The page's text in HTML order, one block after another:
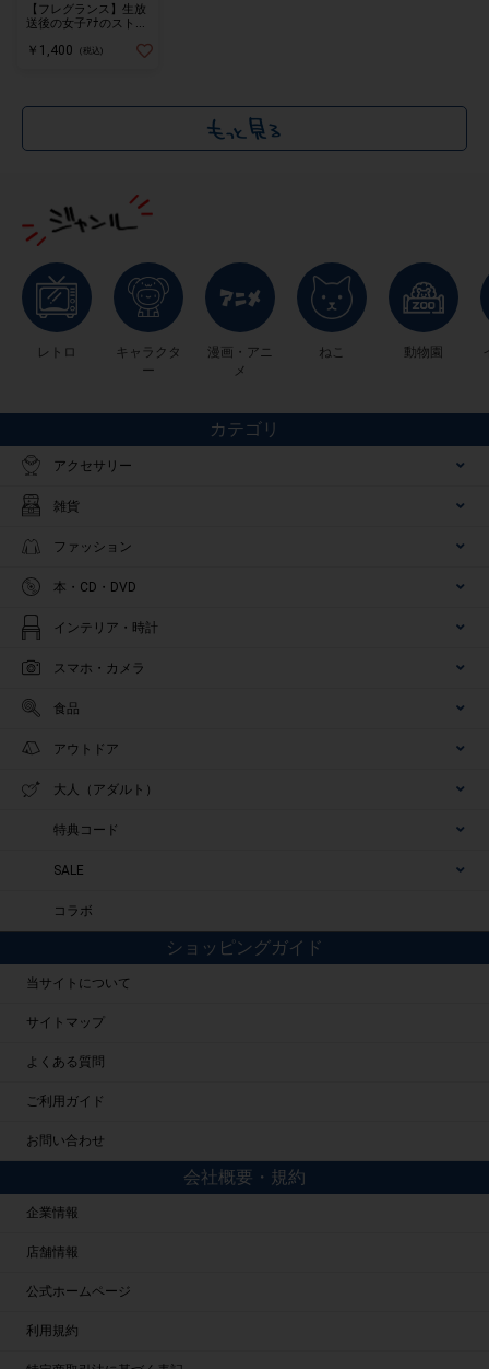
【フレグランス】生放
送後の女子ｱﾅのストッ
の香り(MIU0488)
￥1,400 (税込)
レトロ
キャラクタ
ー
漫画・アニ
メ
ねこ 動物園
カテゴリ
アクセサリー
雑貨
ファッション
本・CD・DVD
インテリア・時計
スマホ・カメラ
食品
アウトドア
大人（アダルト）
特典コード
SALE
コラボ
ショッピングガイド
当サイトについて
サイトマップ
よくある質問
ご利用ガイド
お問い合わせ
会社概要・規約
企業情報
店舗情報
公式ホームページ
利用規約